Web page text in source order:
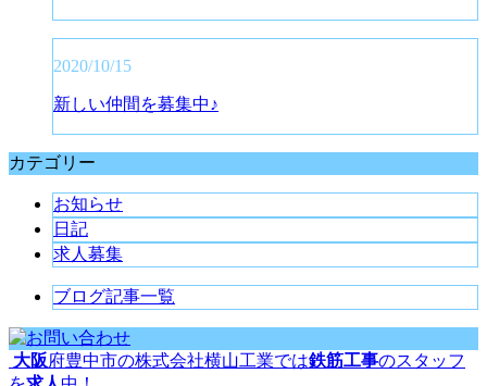
2020/10/15
新しい仲間を募集中♪
カテゴリー
お知らせ
日記
求人募集
ブログ記事一覧
大阪府豊中市の株式会社横山工業では鉄筋工事のスタッフ